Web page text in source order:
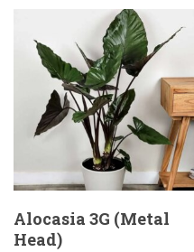
Alocasia 3G (Metal
Head)